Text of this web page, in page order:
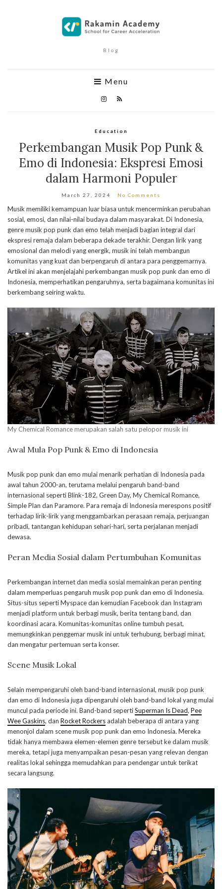
Blog
Menu
Education
Perkembangan Musik Pop Punk &
Emo di Indonesia: Ekspresi Emosi
dalam Harmoni Populer
March 27, 2024 No Comments
Musik memiliki kemampuan luar biasa untuk mencerminkan perubahan
sosial, emosi, dan nilai-nilai budaya dalam masyarakat. Di Indonesia,
genre musik pop punk dan emo telah menjadi bagian integral dari
ekspresi remaja dalam beberapa dekade terakhir. Dengan lirik yang
emosional dan melodi yang energik, musik ini telah membangun
komunitas yang kuat dan berpengaruh di antara para penggemarnya.
Artikel ini akan menjelajahi perkembangan musik pop punk dan emo di
Indonesia, memperhatikan pengaruhnya, serta bagaimana komunitas ini
berkembang seiring waktu.
My Chemical Romance merupakan salah satu pelopor musik ini
Awal Mula Pop Punk & Emo di Indonesia
Musik pop punk dan emo mulai menarik perhatian di Indonesia pada
awal tahun 2000-an, terutama melalui pengaruh band-band
internasional seperti Blink-182, Green Day, My Chemical Romance,
Simple Plan dan Paramore. Para remaja di Indonesia merespons positif
terhadap lirik-lirik yang menggambarkan perasaan remaja, perjuangan
pribadi, tantangan kehidupan sehari-hari, serta perjalanan menjadi
dewasa.
Peran Media Sosial dalam Pertumbuhan Komunitas
Perkembangan internet dan media sosial memainkan peran penting
dalam memperluas pengaruh musik pop punk dan emo di Indonesia.
Situs-situs seperti Myspace dan kemudian Facebook dan Instagram
menjadi platform untuk berbagi musik, berita tentang band, dan
koordinasi acara. Komunitas-komunitas online tumbuh pesat,
memungkinkan penggemar musik ini untuk terhubung, berbagi minat,
dan mengatur pertemuan serta konser.
Scene Musik Lokal
Selain mempengaruhi oleh band-band internasional, musik pop punk
dan emo di Indonesia juga dipengaruhi oleh band-band lokal yang mulai
muncul pada periode ini. Band-band sepertiSuperman Is Dead, Pee
Wee Gaskins, dan Rocket Rockersadalah beberapa di antara yang
menonjol dalam scene musik pop punk dan emo Indonesia. Mereka
tidak hanya membawa elemen-elemen genre tersebut ke dalam musik
mereka, tetapi juga menyampaikan pesan-pesan yang relevan dengan
realitas lokal sehingga memudahkan para pendengar untuk terikat
secara langsung.